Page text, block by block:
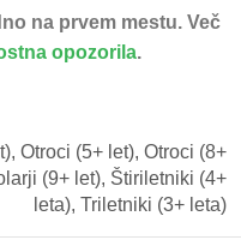
na prvem mestu. Več
opozorila.
, Otroci (5+ let), Otroci (8+
(9+ let), Štiriletniki (4+
leta), Triletniki (3+ leta)